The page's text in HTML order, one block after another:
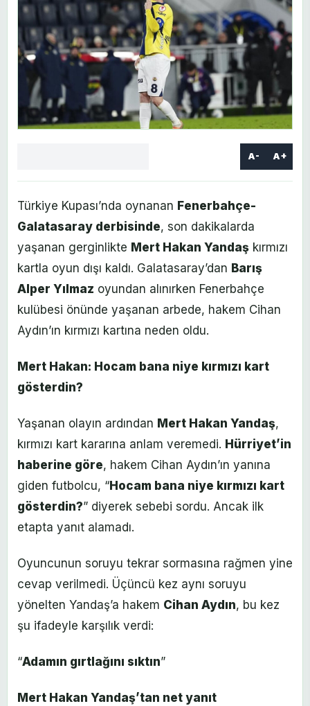
A- A+
Türkiye Kupası’nda oynanan Fenerbahçe-
Galatasaray derbisinde, son dakikalarda
yaşanan gerginlikte Mert Hakan Yandaş kırmızı
kartla oyun dışı kaldı. Galatasaray’dan Barış
Alper Yılmaz oyundan alınırken Fenerbahçe
kulübesi önünde yaşanan arbede, hakem Cihan
Aydın’ın kırmızı kartına neden oldu.
Mert Hakan: Hocam bana niye kırmızı kart
gösterdin?
Yaşanan olayın ardından Mert Hakan Yandaş,
kırmızı kart kararına anlam veremedi. Hürriyet’in
haberine göre, hakem Cihan Aydın’ın yanına
giden futbolcu, “Hocam bana niye kırmızı kart
gösterdin?” diyerek sebebi sordu. Ancak ilk
etapta yanıt alamadı.
Oyuncunun soruyu tekrar sormasına rağmen yine
cevap verilmedi. Üçüncü kez aynı soruyu
yönelten Yandaş’a hakem Cihan Aydın, bu kez
şu ifadeyle karşılık verdi:
“Adamın gırtlağını sıktın”
Mert Hakan Yandaş’tan net yanıt